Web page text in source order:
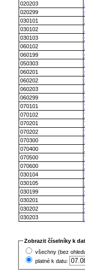
020203
020299
030101
030102
030103
060102
060199
050303
060201
060202
060203
060299
070101
070102
070201
070202
070300
070400
070500
070600
030104
030105
030199
030201
030202
030203
Zobrazit číselníky k
všechny (bez
platné k datu: